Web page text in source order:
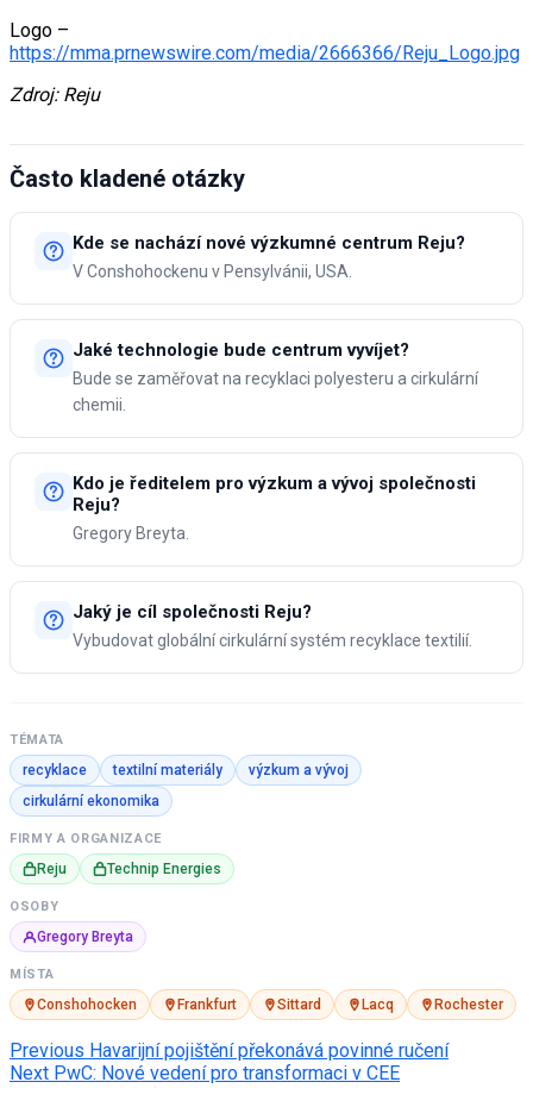
Logo –
https://mma.prnewswire.com/media/2666366/Reju_Logo.jpg
Zdroj: Reju
Často kladené otázky
Kde se nachází nové výzkumné centrum Reju?
V Conshohockenu v Pensylvánii, USA.
Jaké technologie bude centrum vyvíjet?
Bude se zaměřovat na recyklaci polyesteru a cirkulární
chemii.
Kdo je ředitelem pro výzkum a vývoj společnosti
Reju?
Gregory Breyta.
Jaký je cíl společnosti Reju?
Vybudovat globální cirkulární systém recyklace textilií.
TÉMATA
recyklace textilní materiály
výzkum a vývoj
cirkulární ekonomika
FIRMY A ORGANIZACE
Reju Technip Energies
OSOBY
Gregory Breyta
MÍSTA
Conshohocken Frankfurt Sittard Lacq Rochester
Post
navigation
Previous Havarijní pojištění překonává povinné ručení
Next PwC: Nové vedení pro transformaci v CEE